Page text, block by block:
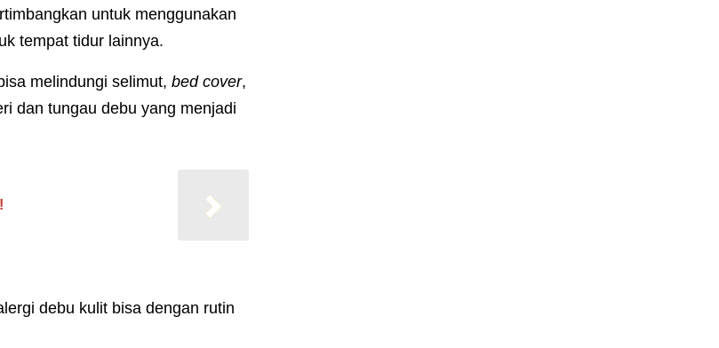
untuk menggunakan
tempat tidur lainnya.
melindungi selimut, bed cover,
dan tungau debu yang menjadi
debu kulit bisa dengan rutin